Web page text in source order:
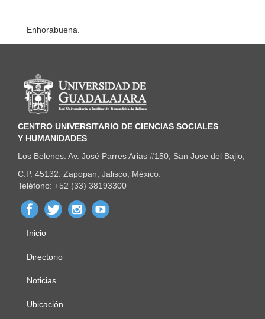
Enhorabuena.
Información del portal
CENTRO UNIVERSITARIO DE CIENCIAS SOCIALES
Y HUMANIDADES
Los Belenes. Av. José Parres Arias #150, San Jose del Bajio,
C.P. 45132. Zapopan, Jalisco, México.
Teléfono: +52 (33) 38193300
Menú
principal
Inicio
Directorio
Noticias
Ubicación